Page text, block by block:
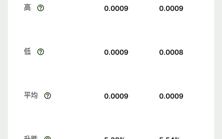
高 0.0009 0.0009
低 0.0009 0.0008
平均 0.0009 0.0009